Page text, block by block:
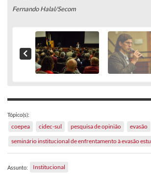
Fernando Halal/Secom
Tópico(s):
coepea cidec-sul pesquisa de opinião
evasão
seminário institucional de enfrentamento à evasão
Assunto: Institucional